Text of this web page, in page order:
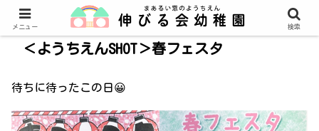
＜ようちえんSHOT＞春フェスタ
待ちに待ったこの日😀
メニュー 検索